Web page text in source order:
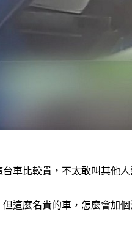
車比較貴，不太敢叫其他
這麼名貴的車，怎麼會加